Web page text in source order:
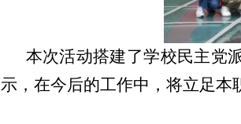
本次活动搭建了学校民主党
示，在今后的工作中，将立足本